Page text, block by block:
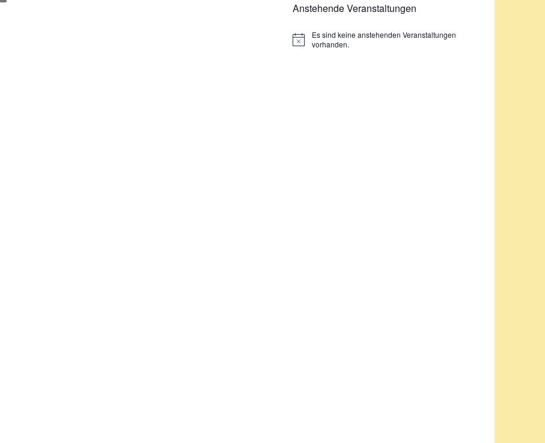
Anstehende Veranstaltungen
Hinweis
Es sind keine anstehenden Veranstaltungen
vorhanden.